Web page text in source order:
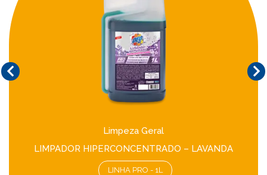
Limpeza Geral
LIMPADOR HIPERCONCENTRADO – LAVANDA
LINHA PRO - 1L